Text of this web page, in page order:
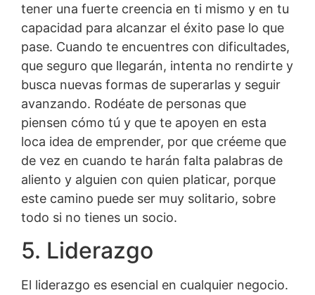
tener una fuerte creencia en ti mismo y en tu
capacidad para alcanzar el éxito pase lo que
pase. Cuando te encuentres con dificultades,
que seguro que llegarán, intenta no rendirte y
busca nuevas formas de superarlas y seguir
avanzando. Rodéate de personas que
piensen cómo tú y que te apoyen en esta
loca idea de emprender, por que créeme que
de vez en cuando te harán falta palabras de
aliento y alguien con quien platicar, porque
este camino puede ser muy solitario, sobre
todo si no tienes un socio.
5. Liderazgo
El liderazgo es esencial en cualquier negocio.